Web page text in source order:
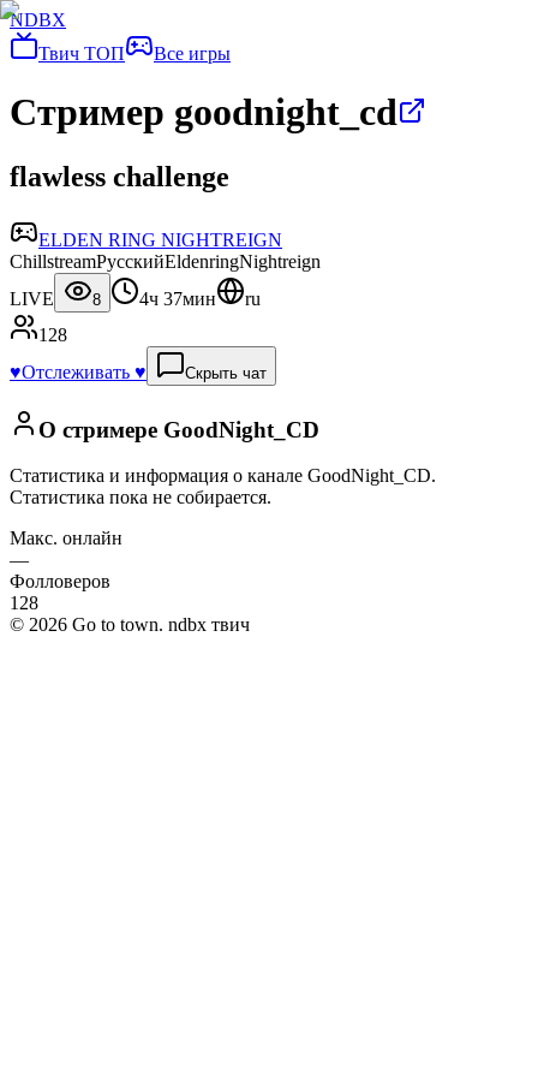
NDBX
Твич ТОП
Все игры
Стример goodnight_cd
flawless challenge
ELDEN RING NIGHTREIGN
ChillstreamРусскийEldenringNightreign
LIVE
8 4ч 37мин
ru
128
♥️Отслеживать ♥️ Скрыть чат
О стримере GoodNight_CD
Статистика и информация о канале GoodNight_CD.
Статистика пока не собирается.
Макс. онлайн
—
Фолловеров
128
© 2026 Go to town. ndbx твич